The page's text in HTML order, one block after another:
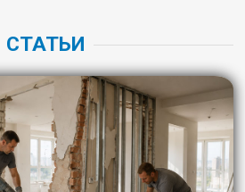
СТАТЬИ